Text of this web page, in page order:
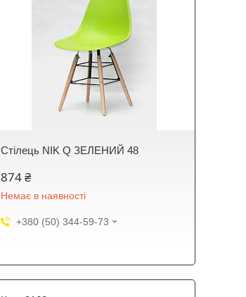
Стілець NIK Q ЗЕЛЕНИЙ 48
874 ₴
Немає в наявності
+380 (50) 344-59-73